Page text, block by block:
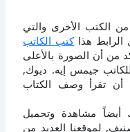
الكتب الأخرى والتي
الرابط هذاكتب الكاتب
من أن الصورة بالأعلى
جيمس إيه. ديوك,
تقرأ وصف الكتاب
أيضاً مشاهدة وتحميل
لموقعنا العديد من